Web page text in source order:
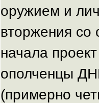
оружием и
вторжения со
начала
ополченцы
(примерно